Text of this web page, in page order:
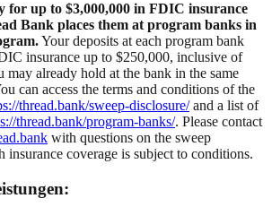
for up to $3,000,000 in FDIC insurance
Bank places them at program banks in
Your deposits at each program bank
insurance up to $250,000, inclusive of
may already hold at the bank in the same
can access the terms and conditions of the
thread.bank/sweep-disclosure/and a list of
thread.bank/program-banks/. Please contact
with questions on the sweep
insurance coverage is subject to conditions.